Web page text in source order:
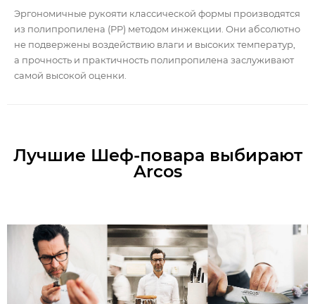
Эргономичные рукояти классической формы производятся
из полипропилена (PP) методом инжекции. Они абсолютно
не подвержены воздействию влаги и высоких температур,
а прочность и практичность полипропилена заслуживают
самой высокой оценки.
Лучшие Шеф-повара выбирают
Arcos